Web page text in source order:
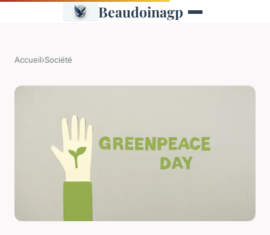
Beaudoinagp
Accueil›Société